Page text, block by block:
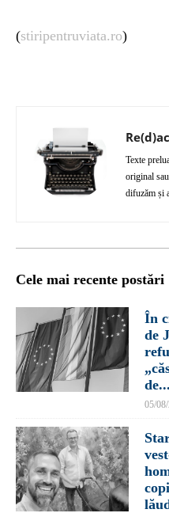
(stiripentruviata.ro)
Texte
original
difuzăm și
Cele mai recente postări
În
de
de...
05/